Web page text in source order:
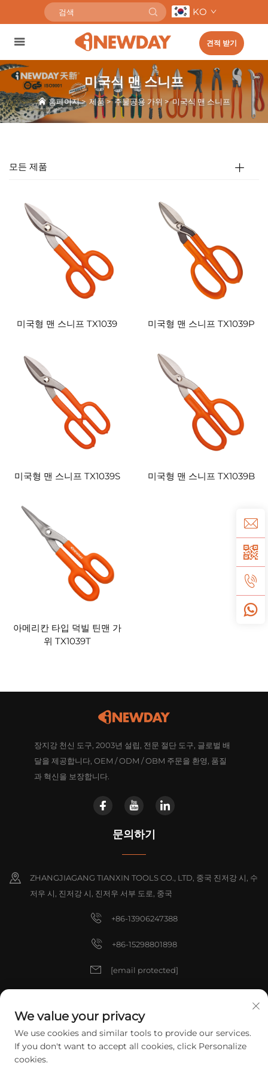
KO
견적 받기
미국식 맨 스니프
홈페이지>제품>주물공용 가위 >미국식 맨 스니프
모든 제품
미국형 맨 스니프 TX1039 미국형 맨 스니프 TX1039P
미국형 맨 스니프 TX1039S 미국형 맨 스니프 TX1039B
아메리칸 타입 덕빌 틴맨 가
위 TX1039T
장지강 천신 도구, 2003년 설립, 전문 절단 도구, 글로벌 배
달을 제공합니다, OEM / ODM / OBM 주문을 환영, 품질
과 혁신을 보장합니다.
문의하기
ZHANGJIAGANG TIANXIN TOOLS CO., LTD, 중국 진저강 시, 수
저우 시, 진저강 시, 진저우 서부 도로, 중국
+86-13906247388
+86-15298801898
[email protected]
저작권 © 2025 중국 ZHANGJIAGANG TIANXIN TOOLS CO., LTD. 모든 권
리 예약. 개인정보 처리방침
We value your privacy
We use cookies and similar tools to provide our services.
If you don't want to accept all cookies, click Personalize
cookies.